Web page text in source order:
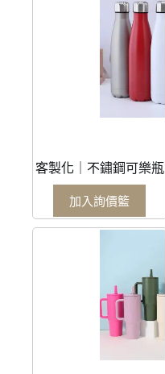
客製化｜不鏽鋼可樂瓶
加入詢價籃